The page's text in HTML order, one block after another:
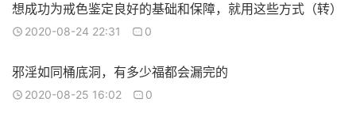
想成功为戒色鉴定良好的基础和保障，就用这些方式（转）
2020-08-24 22:31 0
邪淫如同桶底洞，有多少福都会漏完的
2020-08-25 16:02 0